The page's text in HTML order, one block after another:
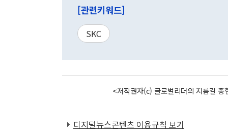
[관련키워드]
SKC
<저작권자(c) 글로벌리더의 지름길
디지털뉴스콘텐츠 이용규칙 보기